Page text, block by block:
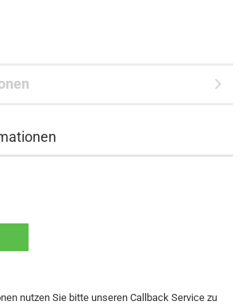
nutzen Sie bitte unseren Callback Service zu